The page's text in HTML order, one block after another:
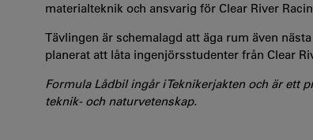
materialteknik och ansvarig för Clear River
Tävlingen är schemalagd att äga rum även
planerat att låta ingenjörsstudenter från Clear
Formula Lådbil ingår i Teknikerjakten och är
teknik- och naturvetenskap.